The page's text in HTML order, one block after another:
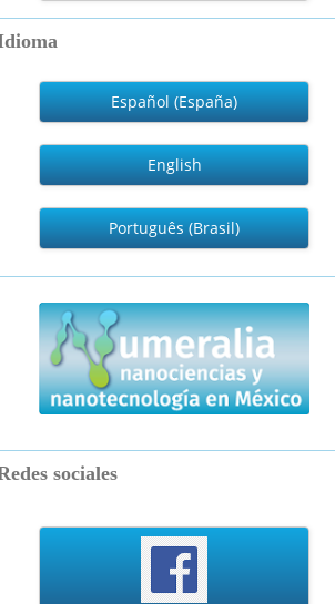
Español (España)
English
Português (Brasil)
numeralia
sociales